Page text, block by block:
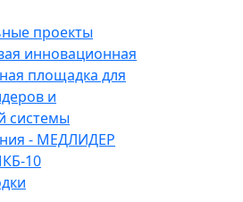
проекты
инновационная
площадка для
и
системы
- МЕДЛИДЕР
10